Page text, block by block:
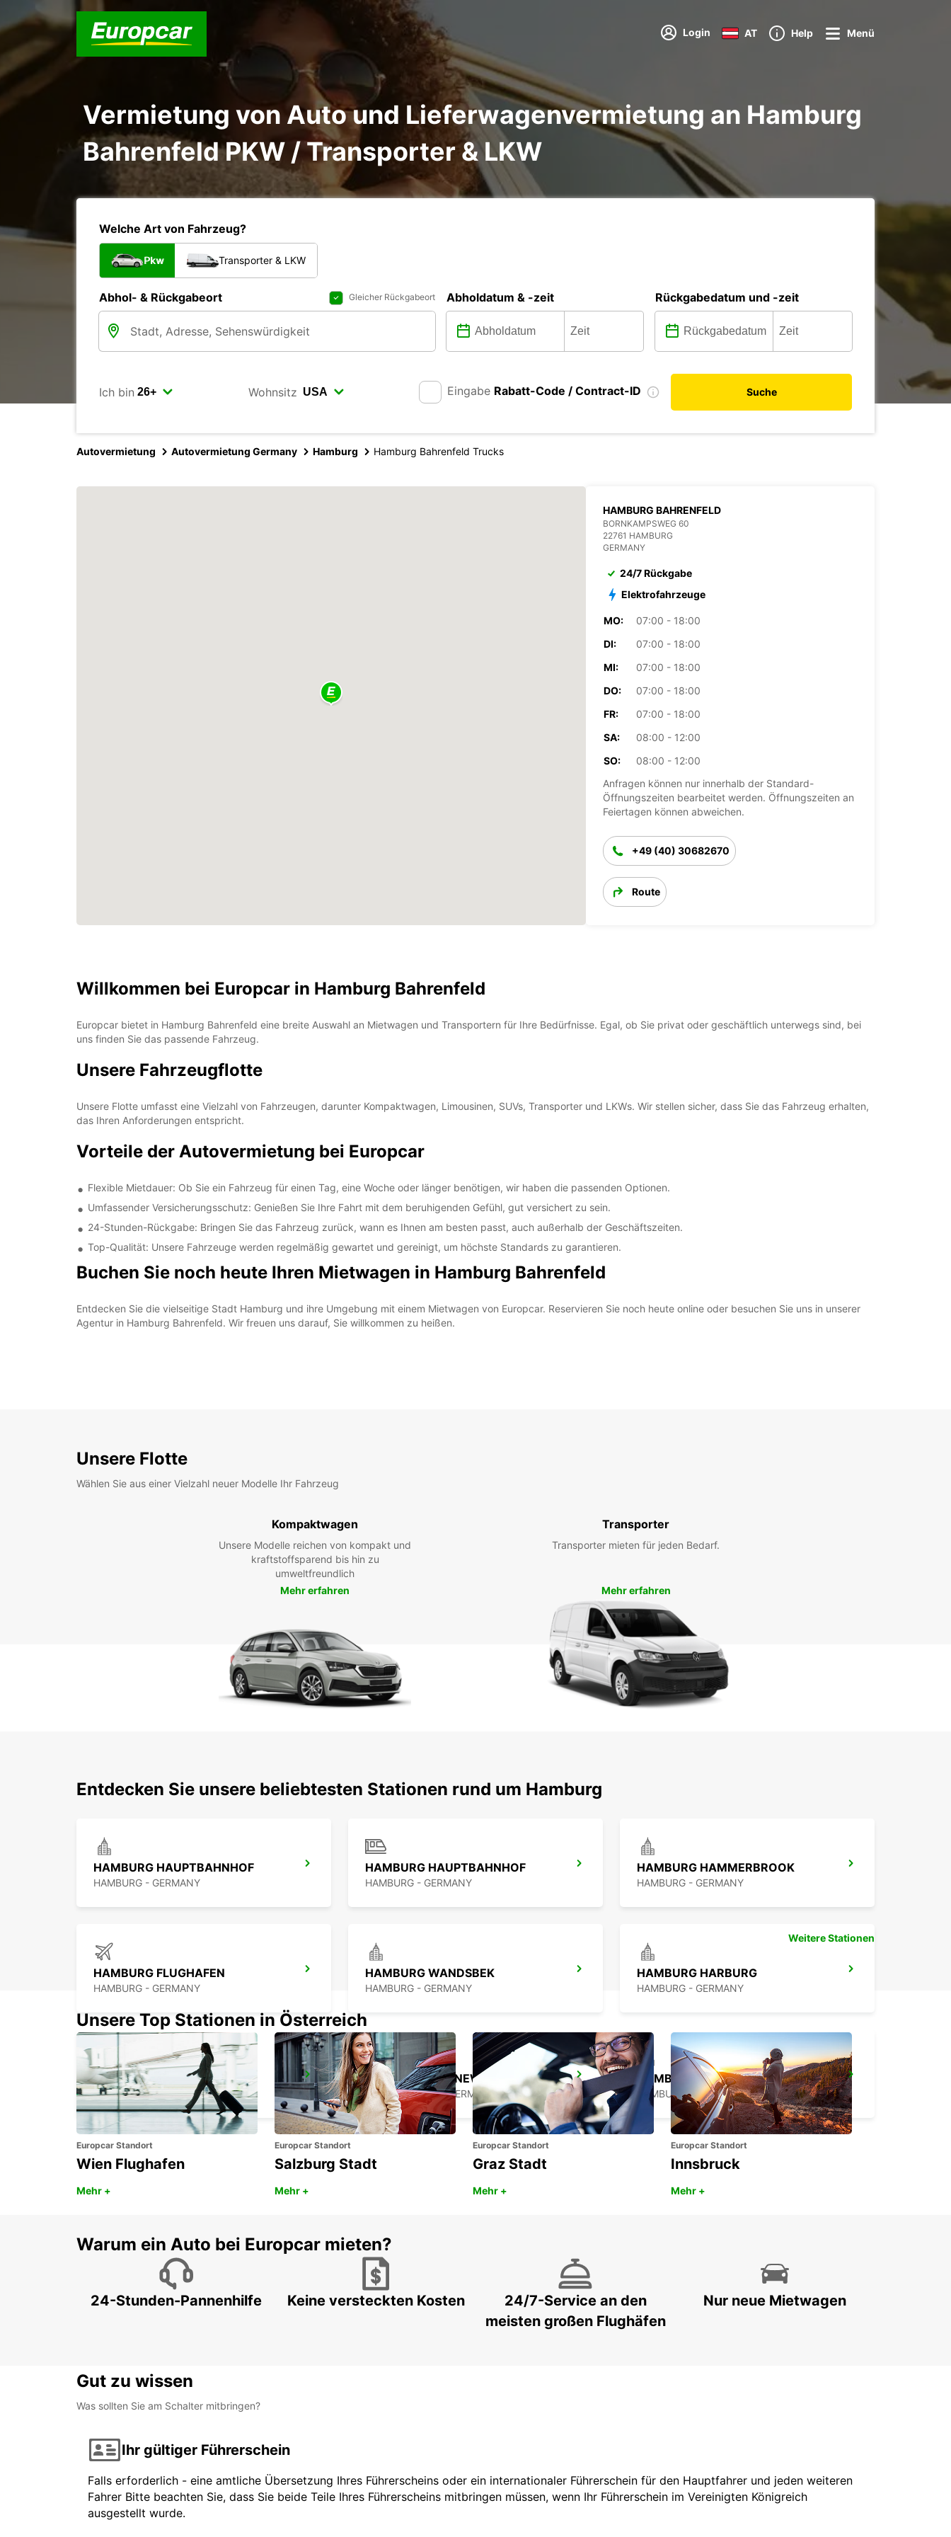
Login AT Help Menü
Vermietung von Auto und Lieferwagenvermietung an Hamburg
Bahrenfeld PKW / Transporter & LKW
Welche Art von Fahrzeug?
Pkw Transporter & LKW
Abhol- & Rückgabeort Gleicher Rückgabeort Abholdatum & -zeit Rückgabedatum und -zeit
Ich bin Wohnsitz Eingabe Rabatt-Code / Contract-ID Suche
Autovermietung Autovermietung Germany Hamburg Hamburg Bahrenfeld Trucks
HAMBURG BAHRENFELD
BORNKAMPSWEG 60
22761 HAMBURG
GERMANY
24/7 Rückgabe
Elektrofahrzeuge
MO:
07:00 - 18:00
DI:
07:00 - 18:00
MI:
07:00 - 18:00
DO:
07:00 - 18:00
FR:
07:00 - 18:00
SA:
08:00 - 12:00
SO:
08:00 - 12:00
Anfragen können nur innerhalb der Standard-
Öffnungszeiten bearbeitet werden. Öffnungszeiten an
Feiertagen können abweichen.
+49 (40) 30682670
Route
Willkommen bei Europcar in Hamburg Bahrenfeld
Europcar bietet in Hamburg Bahrenfeld eine breite Auswahl an Mietwagen und Transportern für Ihre Bedürfnisse. Egal, ob Sie privat oder geschäftlich unterwegs sind, bei
uns finden Sie das passende Fahrzeug.
Unsere Fahrzeugflotte
Unsere Flotte umfasst eine Vielzahl von Fahrzeugen, darunter Kompaktwagen, Limousinen, SUVs, Transporter und LKWs. Wir stellen sicher, dass Sie das Fahrzeug erhalten,
das Ihren Anforderungen entspricht.
Vorteile der Autovermietung bei Europcar
Flexible Mietdauer: Ob Sie ein Fahrzeug für einen Tag, eine Woche oder länger benötigen, wir haben die passenden Optionen.
Umfassender Versicherungsschutz: Genießen Sie Ihre Fahrt mit dem beruhigenden Gefühl, gut versichert zu sein.
24-Stunden-Rückgabe: Bringen Sie das Fahrzeug zurück, wann es Ihnen am besten passt, auch außerhalb der Geschäftszeiten.
Top-Qualität: Unsere Fahrzeuge werden regelmäßig gewartet und gereinigt, um höchste Standards zu garantieren.
Buchen Sie noch heute Ihren Mietwagen in Hamburg Bahrenfeld
Entdecken Sie die vielseitige Stadt Hamburg und ihre Umgebung mit einem Mietwagen von Europcar. Reservieren Sie noch heute online oder besuchen Sie uns in unserer
Agentur in Hamburg Bahrenfeld. Wir freuen uns darauf, Sie willkommen zu heißen.
Unsere Flotte
Wählen Sie aus einer Vielzahl neuer Modelle Ihr Fahrzeug
Kompaktwagen
Unsere Modelle reichen von kompakt und
kraftstoffsparend bis hin zu
umweltfreundlich
Mehr erfahren
Transporter
Transporter mieten für jeden Bedarf.
Mehr erfahren
Entdecken Sie unsere beliebtesten Stationen rund um Hamburg
HAMBURG HAUPTBAHNHOF
HAMBURG - GERMANY
HAMBURG HAUPTBAHNHOF
HAMBURG - GERMANY
HAMBURG HAMMERBROOK
HAMBURG - GERMANY
HAMBURG FLUGHAFEN
HAMBURG - GERMANY
HAMBURG WANDSBEK
HAMBURG - GERMANY
HAMBURG HARBURG
HAMBURG - GERMANY
NORDERSTEDT
NORDERSTEDT - GERMANY
NORDERSTEDT NEW FROM 01 01 2027
NORDERSTEDT - GERMANY
HAMBURG BERGEDORF AB DEM 01.10.26
HAMBURG - GERMANY
Weitere Stationen
Unsere Top Stationen in Österreich
Europcar Standort
Wien Flughafen
Mehr +
Europcar Standort
Salzburg Stadt
Mehr +
Europcar Standort
Graz Stadt
Mehr +
Europcar Standort
Innsbruck
Mehr +
Warum ein Auto bei Europcar mieten?
24-Stunden-Pannenhilfe Keine versteckten Kosten
24/7-Service an den
meisten großen Flughäfen
Nur neue Mietwagen
Gut zu wissen
Was sollten Sie am Schalter mitbringen?
Ihr gültiger Führerschein
Falls erforderlich - eine amtliche Übersetzung Ihres Führerscheins oder ein internationaler Führerschein für den Hauptfahrer und jeden weiteren
Fahrer Bitte beachten Sie, dass Sie beide Teile Ihres Führerscheins mitbringen müssen, wenn Ihr Führerschein im Vereinigten Königreich
ausgestellt wurde.